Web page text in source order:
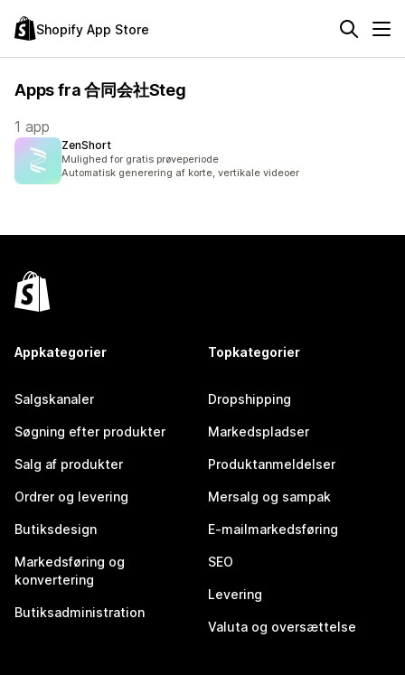
Shopify App Store
Apps fra 合同会社Steg
1 app
ZenShort
Mulighed for gratis prøveperiode
Automatisk generering af korte, vertikale videoer
Appkategorier
Salgskanaler
Søgning efter produkter
Salg af produkter
Ordrer og levering
Butiksdesign
Markedsføring og
konvertering
Butiksadministration
Topkategorier
Dropshipping
Markedspladser
Produktanmeldelser
Mersalg og sampak
E-mailmarkedsføring
SEO
Levering
Valuta og oversættelse